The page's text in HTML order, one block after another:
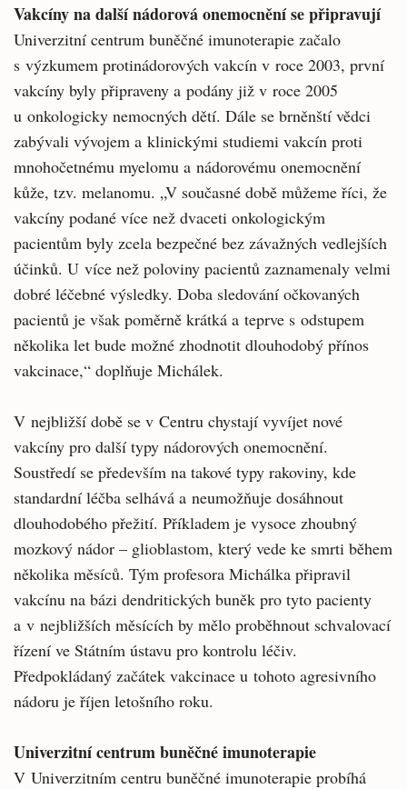
Vakcíny na další nádorová onemocnění se připravují
Univerzitní centrum buněčné imunoterapie začalo
s výzkumem protinádorových vakcín v roce 2003, první
vakcíny byly připraveny a podány již v roce 2005
u onkologicky nemocných dětí. Dále se brněnští vědci
zabývali vývojem a klinickými studiemi vakcín proti
mnohočetnému myelomu a nádorovému onemocnění
kůže, tzv. melanomu. „V současné době můžeme říci, že
vakcíny podané více než dvaceti onkologickým
pacientům byly zcela bezpečné bez závažných vedlejších
účinků. U více než poloviny pacientů zaznamenaly velmi
dobré léčebné výsledky. Doba sledování očkovaných
pacientů je však poměrně krátká a teprve s odstupem
několika let bude možné zhodnotit dlouhodobý přínos
vakcinace,“ doplňuje Michálek.
V nejbližší době se v Centru chystají vyvíjet nové
vakcíny pro další typy nádorových onemocnění.
Soustředí se především na takové typy rakoviny, kde
standardní léčba selhává a neumožňuje dosáhnout
dlouhodobého přežití. Příkladem je vysoce zhoubný
mozkový nádor – glioblastom, který vede ke smrti během
několika měsíců. Tým profesora Michálka připravil
vakcínu na bázi dendritických buněk pro tyto pacienty
a v nejbližších měsících by mělo proběhnout schvalovací
řízení ve Státním ústavu pro kontrolu léčiv.
Předpokládaný začátek vakcinace u tohoto agresivního
nádoru je říjen letošního roku.
Univerzitní centrum buněčné imunoterapie
V Univerzitním centru buněčné imunoterapie probíhá